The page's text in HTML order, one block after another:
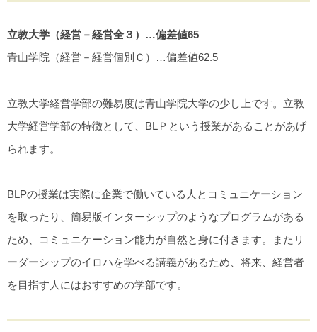
立教大学（経営－経営全３）…偏差値65
青山学院（経営－経営個別Ｃ）…偏差値62.5
立教大学経営学部の難易度は青山学院大学の少し上です。立教
大学経営学部の特徴として、BLＰという授業があることがあげ
られます。
BLPの授業は実際に企業で働いている人とコミュニケーション
を取ったり、簡易版インターシップのようなプログラムがある
ため、コミュニケーション能力が自然と身に付きます。またリ
ーダーシップのイロハを学べる講義があるため、将来、経営者
を目指す人にはおすすめの学部です。